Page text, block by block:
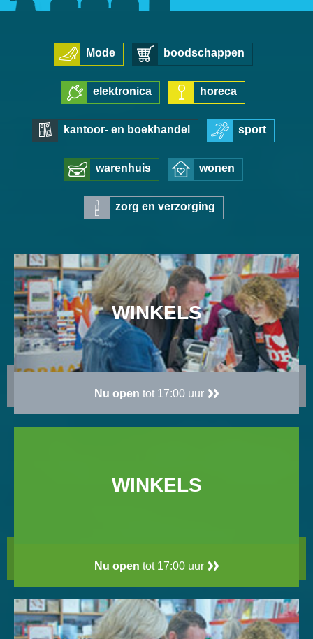
Mode boodschappen
elektronica horeca
kantoor- en boekhandel sport
warenhuis wonen
zorg en verzorging
WINKELS
Nu open tot 17:00 uur
WINKELS
Nu open tot 17:00 uur